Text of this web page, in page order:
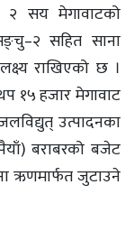
२ सय मेगावाटको
सहित साना
राखिएको छ ।
१५ हजार मेगावाट
उत्पादनका
बराबरको बजेट
ऋणमार्फत जुटाउने